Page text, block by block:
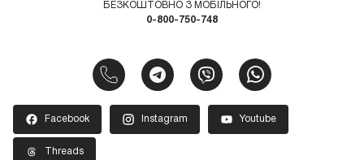
БЕЗКОШТОВНО З МОБІЛЬНОГО!
0-800-750-748
Facebook Instagram Youtube
Threads